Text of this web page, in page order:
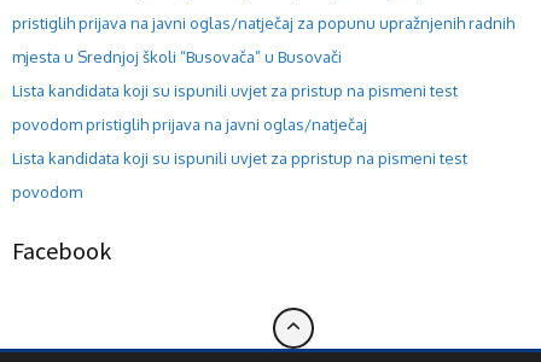
pristiglih prijava na javni oglas/natječaj za popunu upražnjenih radnih
mjesta u Srednjoj školi “Busovača” u Busovači
Lista kandidata koji su ispunili uvjet za pristup na pismeni test
povodom pristiglih prijava na javni oglas/natječaj
Lista kandidata koji su ispunili uvjet za ppristup na pismeni test
povodom
Facebook